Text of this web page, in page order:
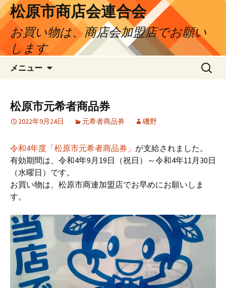
松原市商店会連合会
お買い物は、商店会加盟店でお願い
します
メニュー
ン
ツ
へ
キ
ッ
プ
検
索:
松原市元希者商品券
2022年9月24日 元希者商品券 磯野
令和4年度「松原市元希者商品券」 が支給されました。
有効期間は、令和4年9月19日（祝日）～令和4年11月30日
（水曜日）です。
お買い物は、松原市商連加盟店でお早めにお願いしま
す。